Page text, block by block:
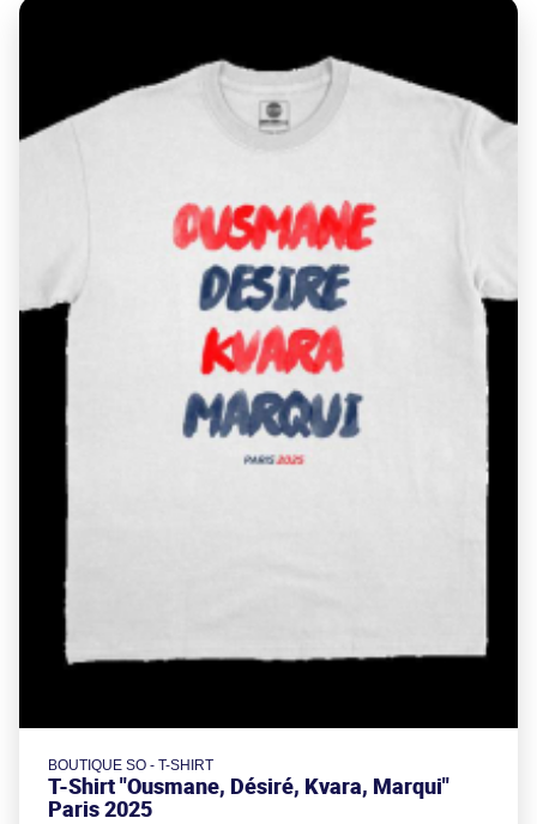
BOUTIQUE SO - T-SHIRT
T-Shirt "Ousmane, Désiré, Kvara, Marqui"
Paris 2025